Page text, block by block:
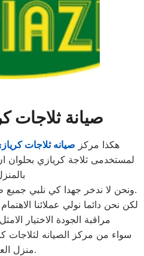
صيانة ثلاجات
هكذا مركز صيانه ثلاجات
لمستخدمى ثلاجة كريازي بحلوان
ونحن لا ندخر جهدا كي نلبي جميع طلبات الصيانه لثلاجات كريازي.
لكن نحن دائما نولي عملائنا
مراقبة الجودة الاختيار
منزل العميل.